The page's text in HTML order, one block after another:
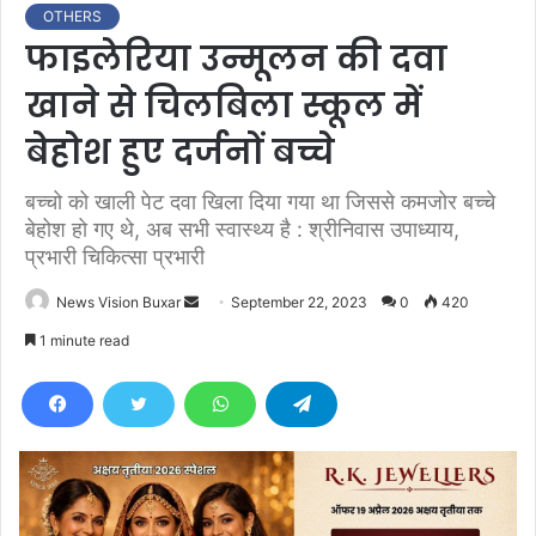
OTHERS
फाइलेरिया उन्मूलन की दवा
खाने से चिलबिला स्कूल में
बेहोश हुए दर्जनों बच्चे
बच्चो को खाली पेट दवा खिला दिया गया था जिससे कमजोर बच्चे
बेहोश हो गए थे, अब सभी स्वास्थ्य है : श्रीनिवास उपाध्याय,
प्रभारी चिकित्सा प्रभारी
News Vision Buxar
d
e
m
a
September 22, 2023 0 420
1 minute read